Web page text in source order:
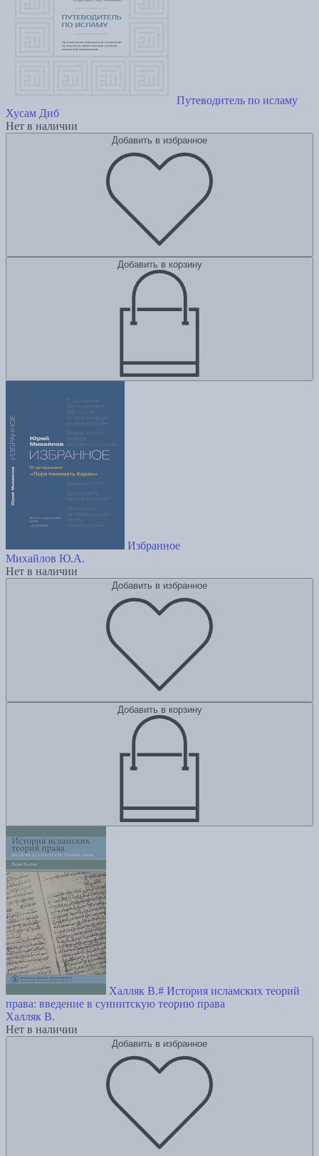
Путеводитель по исламу
Хусам Диб
Нет в наличии
Добавить в избранное
Добавить в корзину
Избранное
Михайлов Ю.А.
Нет в наличии
Добавить в избранное
Добавить в корзину
Халляк В.# История исламских теорий
права: введение в суннитскую теорию права
Халляк В.
Нет в наличии
Добавить в избранное